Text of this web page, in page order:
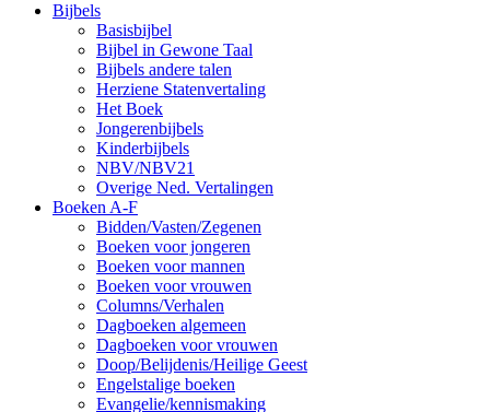
Bijbels
Basisbijbel
Bijbel in Gewone Taal
Bijbels andere talen
Herziene Statenvertaling
Het Boek
Jongerenbijbels
Kinderbijbels
NBV/NBV21
Overige Ned. Vertalingen
Boeken A-F
Bidden/Vasten/Zegenen
Boeken voor jongeren
Boeken voor mannen
Boeken voor vrouwen
Columns/Verhalen
Dagboeken algemeen
Dagboeken voor vrouwen
Doop/Belijdenis/Heilige Geest
Engelstalige boeken
Evangelie/kennismaking